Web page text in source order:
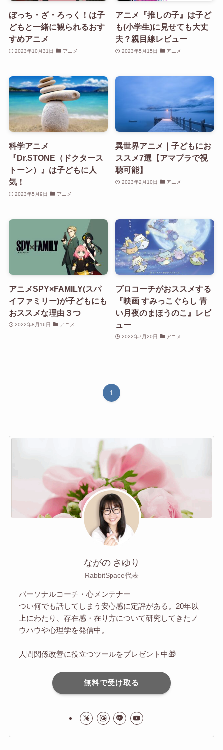
ぼっち・ざ・ろっく！は子
どもと一緒に観られるおす
すめアニメ
2023年10月31日 アニメ
アニメ『推しの子』は子ど
も(小学生)に見せても大丈
夫？親目線レビュー
2023年5月15日 アニメ
科学アニメ
『Dr.STONE（ドクタース
トーン）』は子どもに人
気！
2023年5月9日 アニメ
異世界アニメ｜子どもにお
ススメ7選【アマプラで視
聴可能】
2023年2月10日 アニメ
アニメSPY×FAMILY(スパ
イファミリー)が子どもにも
おススメな理由３つ
2022年8月16日 アニメ
プロコーチがおススメする
『映画 すみっこぐらし 青
い月夜のまほうのこ』レビ
ュー
2022年7月20日 アニメ
1
ながの さゆり
RabbitSpace代表
パーソナルコーチ・心メンテナー
つい何でも話してしまう安心感に定評がある。20年以
上にわたり、存在感・在り方について研究してきたノ
ウハウや心理学を発信中。
人間関係改善に役立つツールをプレゼント中🎁
無料で受け取る